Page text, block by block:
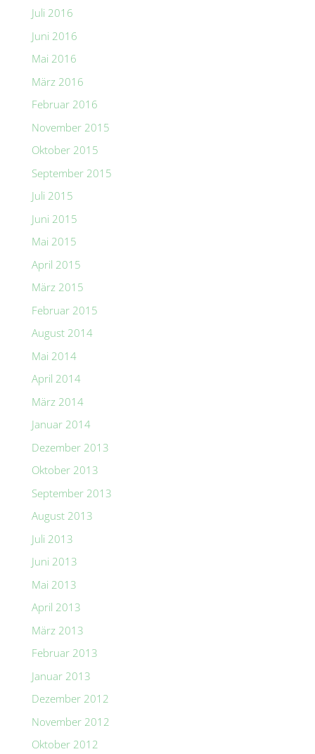
Juli 2016
Juni 2016
Mai 2016
März 2016
Februar 2016
November 2015
Oktober 2015
September 2015
Juli 2015
Juni 2015
Mai 2015
April 2015
März 2015
Februar 2015
August 2014
Mai 2014
April 2014
März 2014
Januar 2014
Dezember 2013
Oktober 2013
September 2013
August 2013
Juli 2013
Juni 2013
Mai 2013
April 2013
März 2013
Februar 2013
Januar 2013
Dezember 2012
November 2012
Oktober 2012